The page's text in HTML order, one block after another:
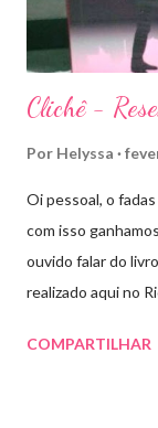
Guarda. Entret...
Clichê -
Por Helyssa
Oi pessoal, o
com isso
ouvido falar do
realizado aqui no
cada capítulo tem
COMPARTILHAR